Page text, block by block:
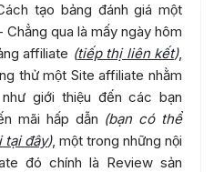
tạo bảng đánh giá một
qua là mấy ngày hôm
affiliate (tiếp thị liên kết),
thử một Site affiliate nhằm
giới thiệu đến các bạn
mãi hấp dẫn (bạn có thể
tại đây), một trong những nội
đó chính là Review sản